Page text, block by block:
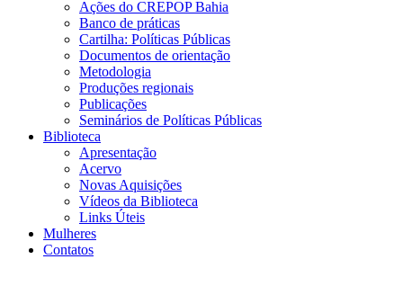
Ações do CREPOP Bahia
Banco de práticas
Cartilha: Políticas Públicas
Documentos de orientação
Metodologia
Produções regionais
Publicações
Seminários de Políticas Públicas
Biblioteca
Apresentação
Acervo
Novas Aquisições
Vídeos da Biblioteca
Links Úteis
Mulheres
Contatos